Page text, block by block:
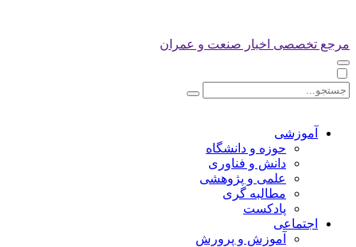
مرجع تخصصی اخبار صنعت و عمران
آموزشی
حوزه و دانشگاه
دانش و فناوری
علمی و پژوهشی
مطالبه گری
پادکست
اجتماعی
آموزش و پرورش